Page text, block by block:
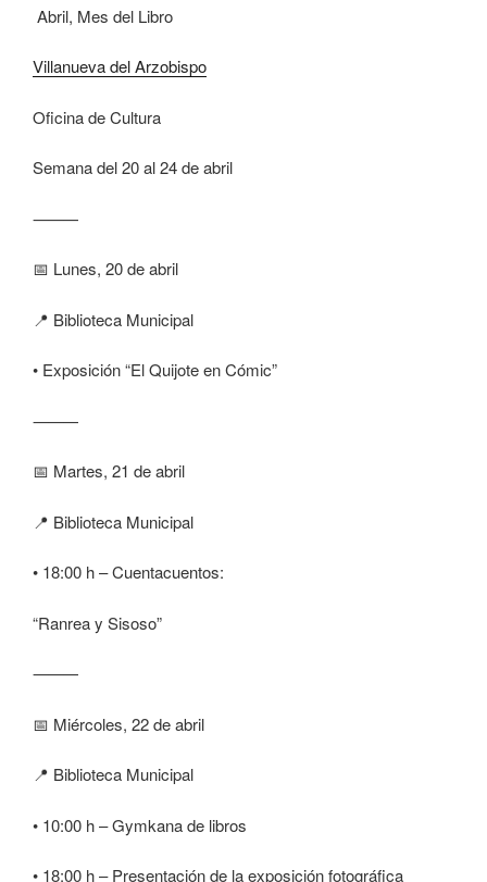
Abril, Mes del Libro
Villanueva del Arzobispo
Oficina de Cultura
Semana del 20 al 24 de abril
⸻
📅 Lunes, 20 de abril
📍 Biblioteca Municipal
• Exposición “El Quijote en Cómic”
⸻
📅 Martes, 21 de abril
📍 Biblioteca Municipal
• 18:00 h – Cuentacuentos:
“Ranrea y Sisoso”
⸻
📅 Miércoles, 22 de abril
📍 Biblioteca Municipal
• 10:00 h – Gymkana de libros
• 18:00 h – Presentación de la exposición fotográfica